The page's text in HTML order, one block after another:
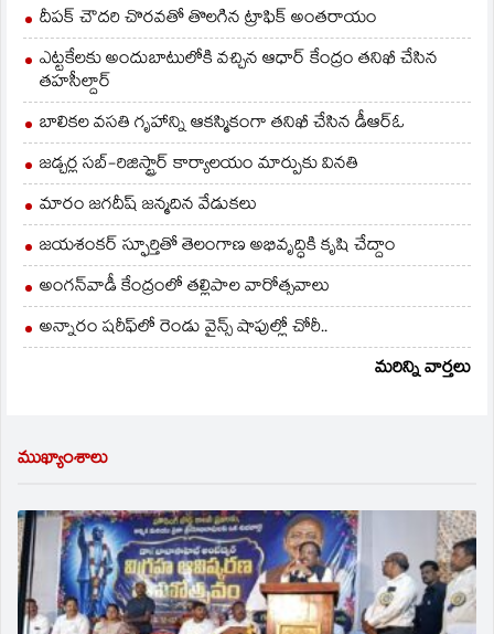
ఇవ్వడం, ఇతర మార్గాల
ద్వారా ఆదాయం…
దీపక్ చౌదరి చొరవతో తొలగిన ట్రాఫిక్‌ అంతరాయం
ఎట్టకేలకు అందుబాటులోకి వచ్చిన ఆధార్ కేంద్రం తనిఖీ చేసిన
తహసీల్దార్
బాలికల వసతి గృహాన్ని ఆకస్మికంగా తనిఖీ చేసిన డీఆర్ఓ
జడ్చర్ల సబ్-రిజిస్ట్రార్ కార్యాలయం మార్పుకు వినతి
మారం జగదీష్ జన్మదిన వేడుకలు
జయశంకర్ స్ఫూర్తితో తెలంగాణ అభివృద్ధికి కృషి చేద్దాం
అంగన్‌వాడీ కేంద్రంలో తల్లిపాల వారోత్సవాలు
అన్నారం షరీఫ్‌లో రెండు వైన్స్ షాపుల్లో చోరీ..
మరిన్ని వార్తలు
ముఖ్యాంశాలు